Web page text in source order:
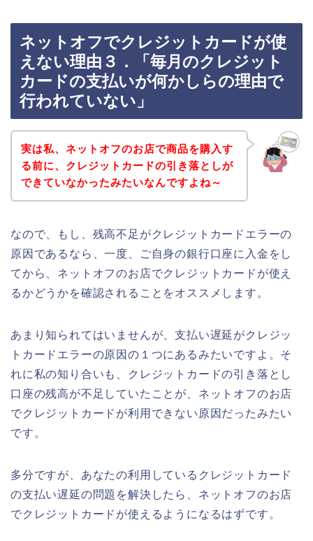
ネットオフでクレジットカードが使
えない理由３．「毎月のクレジット
カードの支払いが何かしらの理由で
行われていない」
実は私、ネットオフのお店で商品を購入す
る前に、クレジットカードの引き落としが
できていなかったみたいなんですよね～
なので、もし、残高不足がクレジットカードエラーの
原因であるなら、一度、ご自身の銀行口座に入金をし
てから、ネットオフのお店でクレジットカードが使え
るかどうかを確認されることをオススメします。
あまり知られてはいませんが、支払い遅延がクレジッ
トカードエラーの原因の１つにあるみたいですよ。そ
れに私の知り合いも、クレジットカードの引き落とし
口座の残高が不足していたことが、ネットオフのお店
でクレジットカードが利用できない原因だったみたい
です。
多分ですが、あなたの利用しているクレジットカード
の支払い遅延の問題を解決したら、ネットオフのお店
でクレジットカードが使えるようになるはずです。